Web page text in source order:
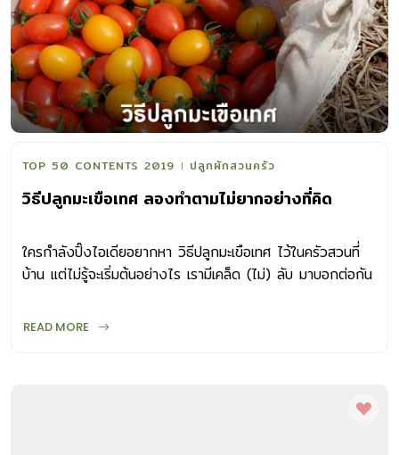
TOP 50 CONTENTS 2019 ปลูกผักสวนครัว
วิธีปลูกมะเขือเทศ ลองทำตามไม่ยากอย่างที่คิด
ใครกำลังปิ๊งไอเดียอยากหา วิธีปลูกมะเขือเทศ ไว้ในครัวสวนที่
บ้าน แต่ไม่รู้จะเริ่มต้นอย่างไร เรามีเคล็ด (ไม่) ลับ มาบอกต่อกัน
เทศกันก่อน หากจัดอันดับผักกินผลยอดนิยมของคนไทย เชื่อว่า
READ MORE